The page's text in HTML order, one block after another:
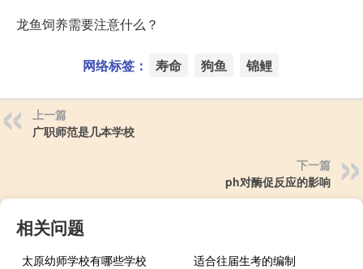
龙鱼饲养需要注意什么？
网络标签： 寿命 狗鱼 锦鲤
上一篇
广职师范是几本学校
下一篇
ph对酶促反应的影响
相关问题
太原幼师学校有哪些学校
适合往届生考的编制